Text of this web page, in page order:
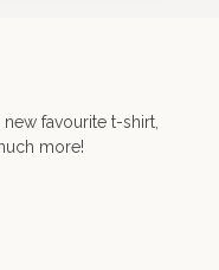
favourite t-shirt,
more!